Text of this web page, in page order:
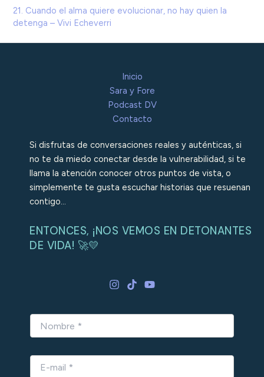
21. Cuando el alma quiere evolucionar, no hay quien la
detenga – Vivi Echeverri
Inicio
Sara y Fore
Podcast DV
Contacto
Si disfrutas de conversaciones reales y auténticas, si
no te da miedo conectar desde la vulnerabilidad, si te
llama la atención conocer otros puntos de vista, o
simplemente te gusta escuchar historias que resuenan
contigo…
ENTONCES, ¡NOS VEMOS EN DETONANTES
DE VIDA! 🚀💛
N
b
E